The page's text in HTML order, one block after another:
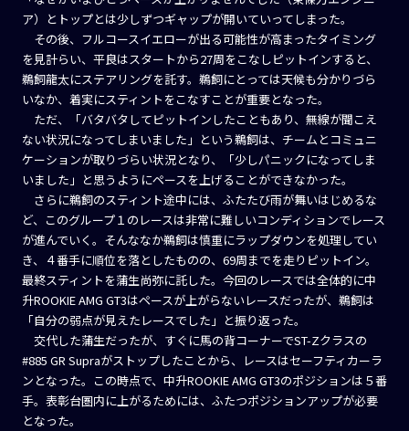
ア）とトップとは少しずつギャップが開いていってしまった。
その後、フルコースイエローが出る可能性が高まったタイミング
を見計らい、平良はスタートから27周をこなしピットインすると、
鵜飼龍太にステアリングを託す。鵜飼にとっては天候も分かりづら
いなか、着実にスティントをこなすことが重要となった。
ただ、「バタバタしてピットインしたこともあり、無線が聞こえ
ない状況になってしまいました」という鵜飼は、チームとコミュニ
ケーションが取りづらい状況となり、「少しパニックになってしま
いました」と思うようにペースを上げることができなかった。
さらに鵜飼のスティント途中には、ふたたび雨が舞いはじめるな
ど、このグループ１のレースは非常に難しいコンディションでレース
が進んでいく。そんななか鵜飼は慎重にラップダウンを処理してい
き、４番手に順位を落としたものの、69周までを走りピットイン。
最終スティントを蒲生尚弥に託した。今回のレースでは全体的に中
升ROOKIE AMG GT3はペースが上がらないレースだったが、鵜飼は
「自分の弱点が見えたレースでした」と振り返った。
交代した蒲生だったが、すぐに馬の背コーナーでST-Zクラスの
#885 GR Supraがストップしたことから、レースはセーフティカーラ
ンとなった。この時点で、中升ROOKIE AMG GT3のポジションは５番
手。表彰台圏内に上がるためには、ふたつポジションアップが必要
となった。